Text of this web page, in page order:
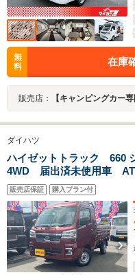
無
料
在庫
販売店： 【キャンピングカー
ダイハツ
ハイゼットトラック 660
4WD 届出済未使用車
LEDフォグライト LED荷
ドアミラー リヤゲート
ライニング機構 ファブリ
販売店保証 購入プラン付